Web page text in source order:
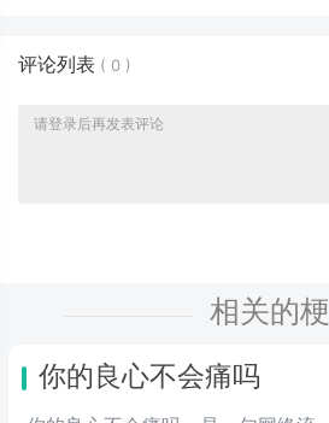
评论列表 ( 0 )
相关的梗
你的良心不会痛吗